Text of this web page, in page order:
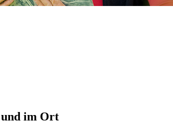
und im Ort